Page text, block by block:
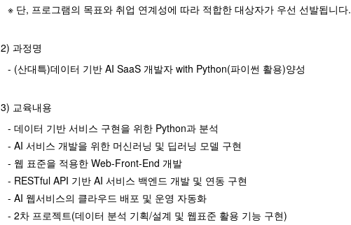
※ 단, 프로그램의 목표와 취업 연계성에 따라 적합한 대상자가 우선 선발됩니다.
2) 과정명
- (산대특)데이터 기반 AI SaaS 개발자 with Python(파이썬 활용)양성
3) 교육내용
- 데이터 기반 서비스 구현을 위한 Python과 분석
- AI 서비스 개발을 위한 머신러닝 및 딥러닝 모델 구현
- 웹 표준을 적용한 Web-Front-End 개발
- RESTful API 기반 AI 서비스 백엔드 개발 및 연동 구현
- AI 웹서비스의 클라우드 배포 및 운영 자동화
- 2차 프로젝트(데이터 분석 기획/설계 및 웹표준 활용 기능 구현)